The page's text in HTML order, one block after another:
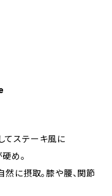
てステーキ風に
め。
に摂取。膝や腰、関節